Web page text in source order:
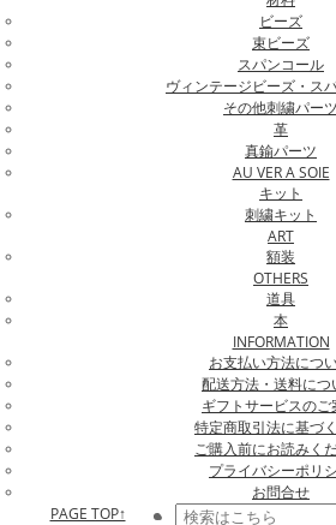
ビーズ
束ビーズ
スパンコール
ヴィンテージビーズ・ス
その他刺繍パーツ
革
真鍮パーツ
AU VER A SOIE
キット
刺繍キット
ART
額装
OTHERS
道具
本
INFORMATION
お支払い方法につ
配送方法・送料につ
ギフトサービスのご
特定商取引法に基づ
ご購入前にお読みく
プライバシーポリ
お問合せ
PAGE TOP↑